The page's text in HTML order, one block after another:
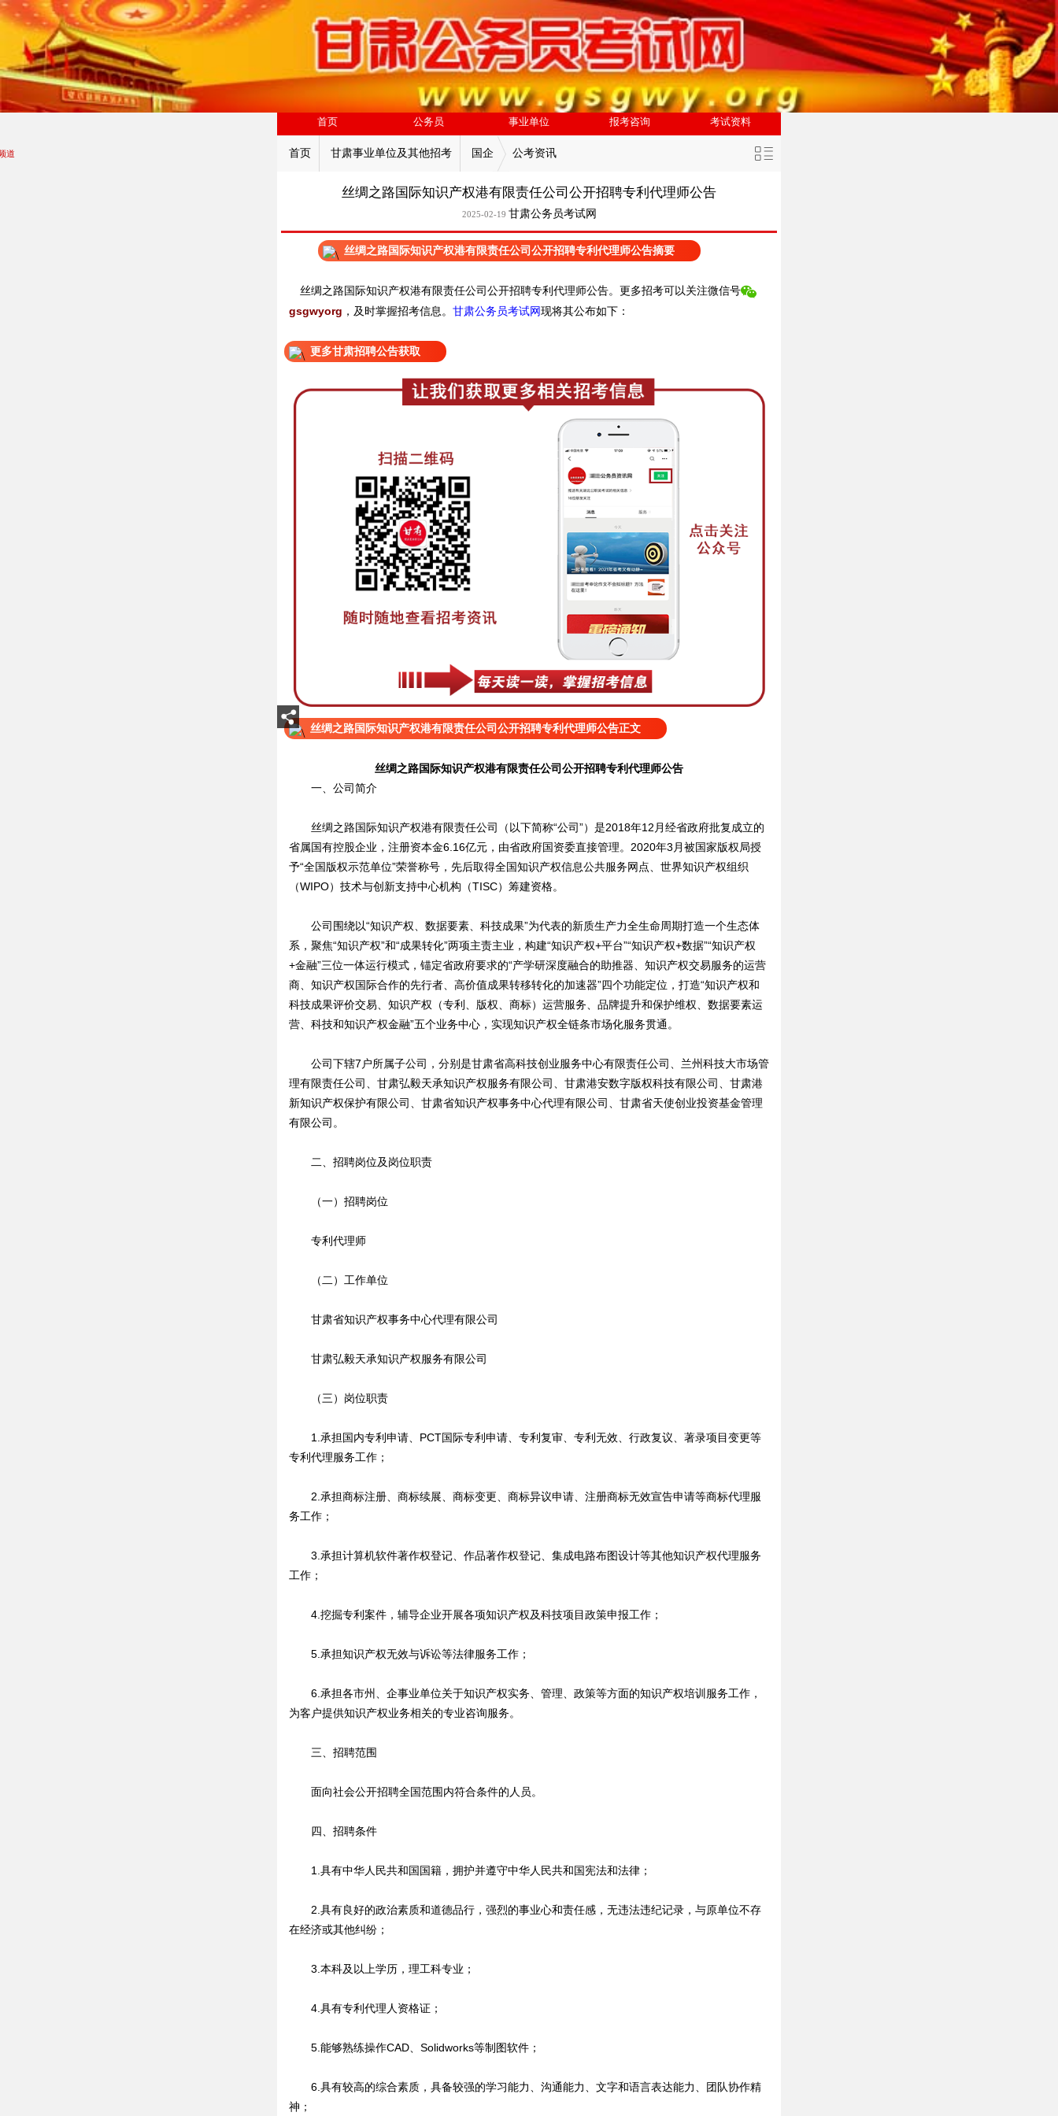
首页 公务员 事业单位 报考咨询 考试资料
首页 甘肃事业单位及其他招考 国企 公考资讯
道
丝绸之路国际知识产权港有限责任公司公开招聘专利代理师公告
2025-02-19 甘肃公务员考试网
丝绸之路国际知识产权港有限责任公司公开招聘专利代理师公告摘要
丝绸之路国际知识产权港有限责任公司公开招聘专利代理师公告。 更多招考可以关注微信号
gsgwyorg ， 及时掌握招考信息。 甘肃公务员考试网现将其公布如下：
更多甘肃招聘公告获取
丝绸之路国际知识产权港有限责任公司公开招聘专利代理师公告正文
丝绸之路国际知识产权港有限责任公司公开招聘专利代理师公告
一、公司简介
丝绸之路国际知识产权港有限责任公司（以下简称“公司”）是2018年12月经省政府批复成立的
省属国有控股企业，注册资本金6.16亿元，由省政府国资委直接管理。2020年3月被国家版权局授
予“全国版权示范单位”荣誉称号，先后取得全国知识产权信息公共服务网点、世界知识产权组织
（WIPO）技术与创新支持中心机构（TISC）筹建资格。
公司围绕以“知识产权、数据要素、科技成果”为代表的新质生产力全生命周期打造一个生态体
系，聚焦“知识产权”和“成果转化”两项主责主业，构建“知识产权+平台”“知识产权+数据”“知识产权
+金融”三位一体运行模式，锚定省政府要求的“产学研深度融合的助推器、知识产权交易服务的运营
商、知识产权国际合作的先行者、高价值成果转移转化的加速器”四个功能定位，打造“知识产权和
科技成果评价交易、知识产权（专利、版权、商标）运营服务、品牌提升和保护维权、数据要素运
营、科技和知识产权金融”五个业务中心，实现知识产权全链条市场化服务贯通。
公司下辖7户所属子公司，分别是甘肃省高科技创业服务中心有限责任公司、兰州科技大市场管
理有限责任公司、甘肃弘毅天承知识产权服务有限公司、甘肃港安数字版权科技有限公司、甘肃港
新知识产权保护有限公司、甘肃省知识产权事务中心代理有限公司、甘肃省天使创业投资基金管理
有限公司。
二、招聘岗位及岗位职责
（一）招聘岗位
专利代理师
（二）工作单位
甘肃省知识产权事务中心代理有限公司
甘肃弘毅天承知识产权服务有限公司
（三）岗位职责
1.承担国内专利申请、PCT国际专利申请、专利复审、专利无效、行政复议、著录项目变更等
专利代理服务工作；
2.承担商标注册、商标续展、商标变更、商标异议申请、注册商标无效宣告申请等商标代理服
务工作；
3.承担计算机软件著作权登记、作品著作权登记、集成电路布图设计等其他知识产权代理服务
工作；
4.挖掘专利案件，辅导企业开展各项知识产权及科技项目政策申报工作；
5.承担知识产权无效与诉讼等法律服务工作；
6.承担各市州、企事业单位关于知识产权实务、管理、政策等方面的知识产权培训服务工作，
为客户提供知识产权业务相关的专业咨询服务。
三、招聘范围
面向社会公开招聘全国范围内符合条件的人员。
四、招聘条件
1.具有中华人民共和国国籍，拥护并遵守中华人民共和国宪法和法律；
2.具有良好的政治素质和道德品行，强烈的事业心和责任感，无违法违纪记录，与原单位不存
在经济或其他纠纷；
3.本科及以上学历，理工科专业；
4.具有专利代理人资格证；
5.能够熟练操作CAD、Solidworks等制图软件；
6.具有较高的综合素质，具备较强的学习能力、沟通能力、文字和语言表达能力、团队协作精
神；